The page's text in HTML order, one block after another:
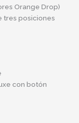
Orange Drop)
tres posiciones
con botón